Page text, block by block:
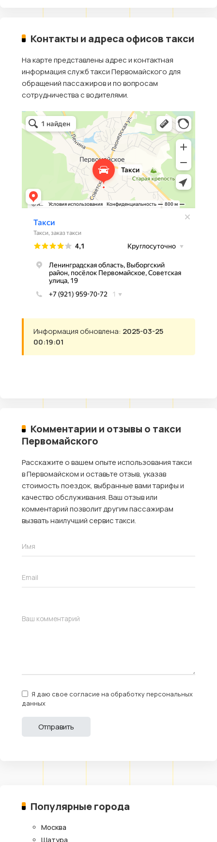
Контакты и адреса офисов такси
На карте представлены адрес и контактная
информация служб такси Первомайского для
обращений пассажиров и по вопросам
сотрудничества с водителями.
Информация обновлена: 2025-03-25
00:19:01
Комментарии и отзывы о такси
Первомайского
Расскажите о вашем опыте использования такси
в Первомайском и оставьте отзыв, указав
стоимость поездок, выбранные вами тарифы и
качество обслуживания. Ваш отзыв или
комментарий позволит другим пассажирам
вызвать наилучший сервис такси.
Я даю свое согласие на обработку персональных
данных
Популярные города
Москва
Шатура